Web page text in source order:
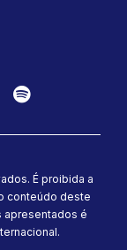
É proibida a
conteúdo deste
apresentados é